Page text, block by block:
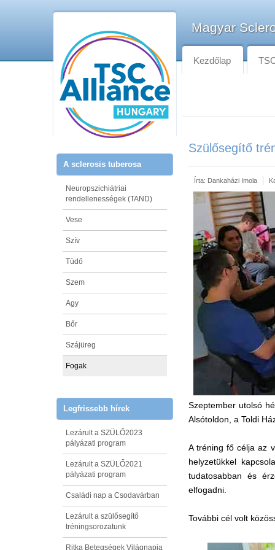
A sclerosis tuberosa
Neuropszichiátriai
rendellenességek (TAND)
Vese
Szív
Tüdő
Szem
Agy
Bőr
Szájüreg
Fogak
Legfrissebb hírek
Lezárult a SZÜLŐ2023
pályázati program
Lezárult a SZÜLŐ2021
pályázati program
Családi nap a Csodavárban
Lezárult a szülősegítő
tréningsorozatunk
Ritka Betegségek Világnapja
Magyar
Kezdőlap
Szülősegítő
Írta: Dankaházi Imola
Szeptember utolsó
Alsótoldon, a Toldi
A tréning fő célja az
helyzetükkel
tudatosabban és
elfogadni.
További cél volt